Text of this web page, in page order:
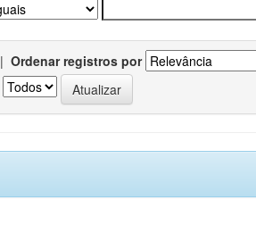
| Ordenar registros por